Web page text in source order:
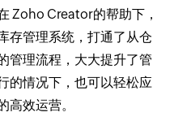
Zoho Creator的帮助下，
存管理系统，打通了从仓
管理流程，大大提升了管
的情况下，也可以轻松应
高效运营。